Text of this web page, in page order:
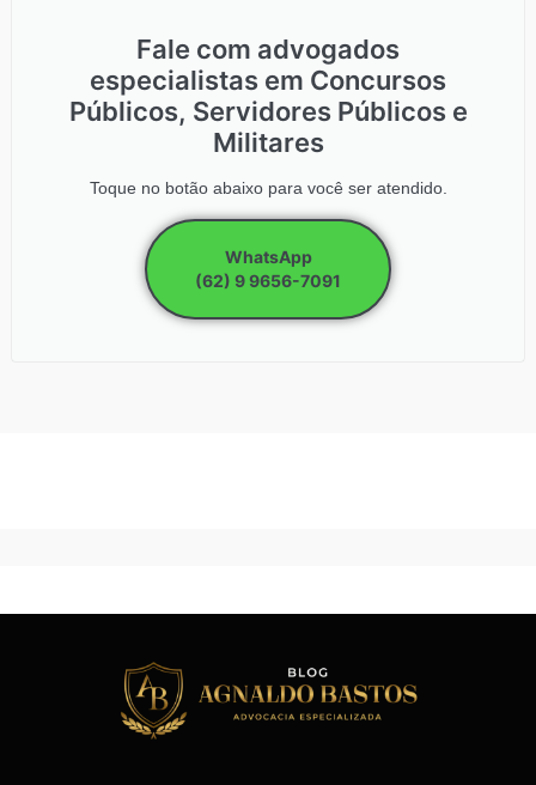
Fale com advogados
especialistas em Concursos
Públicos, Servidores Públicos e
Militares
Toque no botão abaixo para você ser atendido.
WhatsApp
(62) 9 9656-7091